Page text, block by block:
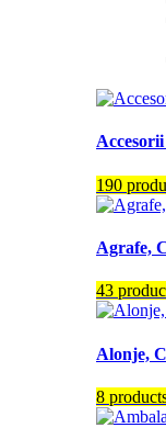
190
Agrafe,
43
Alonje,
8